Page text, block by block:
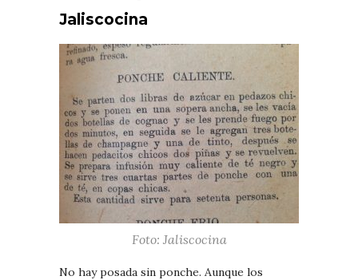
Jaliscocina
Foto: Jaliscocina
No hay posada sin ponche. Aunque los